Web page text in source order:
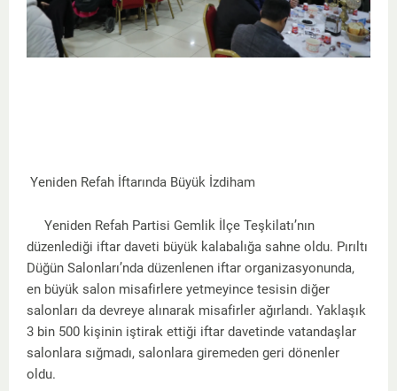
Yeniden Refah İftarında Büyük İzdiham
Yeniden Refah Partisi Gemlik İlçe Teşkilatı’nın
düzenlediği iftar daveti büyük kalabalığa sahne oldu. Pırıltı
Düğün Salonları’nda düzenlenen iftar organizasyonunda,
en büyük salon misafirlere yetmeyince tesisin diğer
salonları da devreye alınarak misafirler ağırlandı. Yaklaşık
3 bin 500 kişinin iştirak ettiği iftar davetinde vatandaşlar
salonlara sığmadı, salonlara giremeden geri dönenler
oldu.